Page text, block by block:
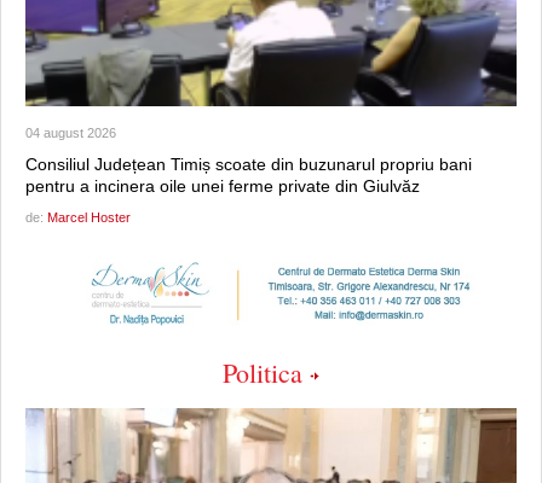
04 august 2026
Consiliul Județean Timiș scoate din buzunarul propriu bani
pentru a incinera oile unei ferme private din Giulvăz
de: Marcel Hoster
Politica